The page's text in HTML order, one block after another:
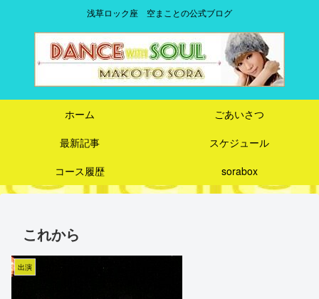
浅草ロック座 空まことの公式ブログ
ホーム
ごあいさつ
最新記事
スケジュール
コース履歴
sorabox
これから
出演